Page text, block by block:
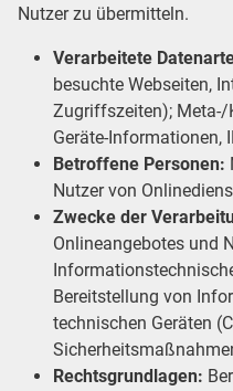
Nutzer zu übermitteln.
Verarbeitete
besuchte Webseiten,
Zugriffszeiten);
Geräte-Informationen,
Betroffene Personen:
Nutzer von
Zwecke der
Onlineangebotes und
Bereitstellung von
technischen Geräten
Rechtsgrundlagen: